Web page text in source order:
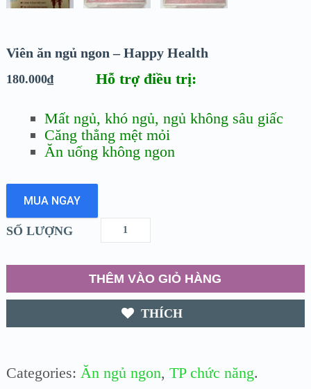
Viên ăn ngủ ngon – Happy Health
180.000₫ Hỗ trợ điều trị:
Mất ngủ, khó ngủ, ngủ không sâu giấc
Căng thẳng mệt mỏi
Ăn uống không ngon
MUA NGAY
SỐ LƯỢNG
THÊM VÀO GIỎ HÀNG
THÍCH
Categories: Ăn ngủ ngon, TP chức năng.